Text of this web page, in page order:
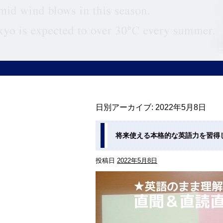
日別アーカイブ: 2022年5月8日
将来使える本格的な英語力を習得
投稿日 2022年5月8日